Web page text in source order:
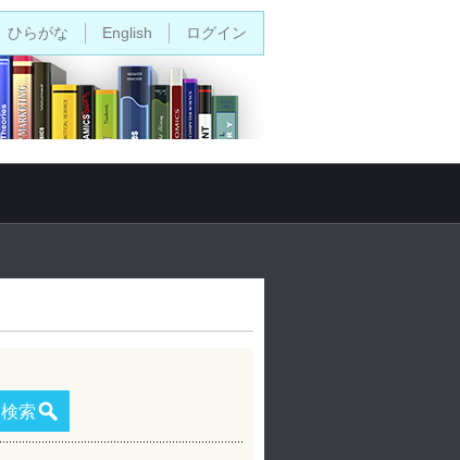
ひらがな English ログイン
検索